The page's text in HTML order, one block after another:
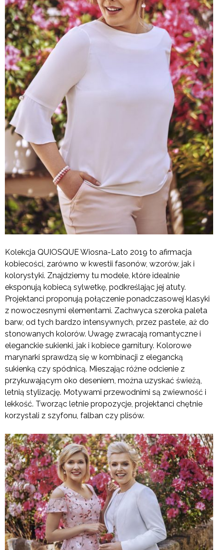
Kolekcja QUIOSQUE Wiosna-Lato 2019 to afirmacja
kobiecości, zarówno w kwestii fasonów, wzorów, jak i
kolorystyki. Znajdziemy tu modele, które idealnie
eksponują kobiecą sylwetkę, podkreślając jej atuty.
Projektanci proponują połączenie ponadczasowej klasyki
z nowoczesnymi elementami. Zachwyca szeroka paleta
barw, od tych bardzo intensywnych, przez pastele, aż do
stonowanych kolorów. Uwagę zwracają romantyczne i
eleganckie sukienki, jak i kobiece garnitury. Kolorowe
marynarki sprawdzą się w kombinacji z elegancką
sukienką czy spódnicą. Mieszając różne odcienie z
przykuwającym oko deseniem, można uzyskać świeżą,
letnią stylizację. Motywami przewodnimi są zwiewność i
lekkość. Tworząc letnie propozycje, projektanci chętnie
korzystali z szyfonu, falban czy plisów.